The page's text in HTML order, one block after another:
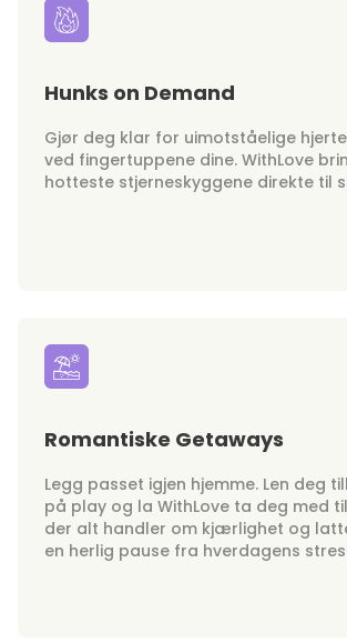
Hunks on Demand
Gjør deg klar for uimotståelige
ved fingertuppene dine. WithLove
hotteste stjerneskyggene direkte til
Romantiske Getaways
Legg passet igjen hjemme. Len deg
på play og la WithLove ta deg med
der alt handler om kjærlighet og
en herlig pause fra hverdagens